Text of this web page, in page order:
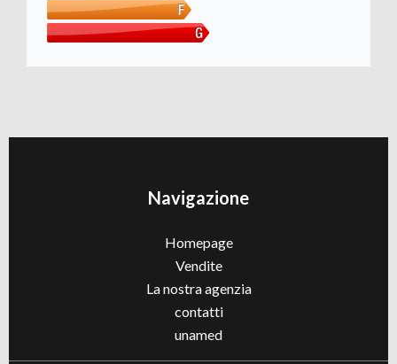
Navigazione
Homepage
Vendite
La nostra agenzia
contatti
unamed